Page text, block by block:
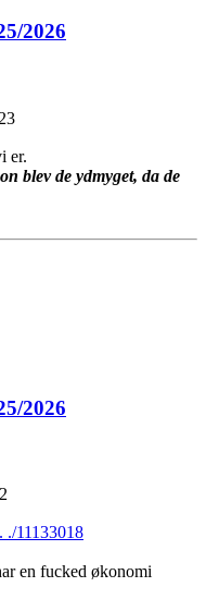
2026
er.
blev de ydmyget, da de
2026
./11133018
en fucked økonomi